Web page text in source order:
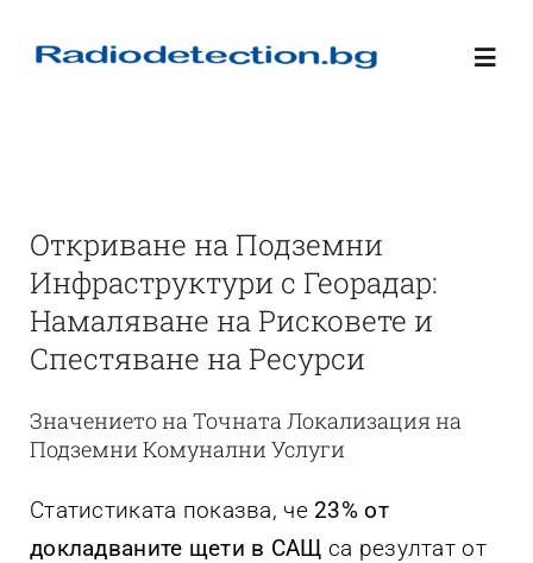
Услуга Заснемане с Георадар
GNSS и RTK GPS
Контакт
Откриване на Подземни
Инфраструктури с Георадар:
Намаляване на Рисковете и
Спестяване на Ресурси
Значението на Точната Локализация на
Подземни Комунални Услуги
Статистиката показва, че 23% от
докладваните щети в САЩ са резултат от